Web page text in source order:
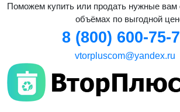
Поможем купить или продать нужные
объёмах по выгодной
8 (800) 600-75-
vtorpluscom@yandex.ru